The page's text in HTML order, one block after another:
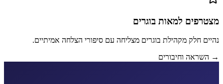
מצטרפים למאות בוגרים
נהיים חלק מקהילת בוגרים מצליחה עם סיפורי הצלחה אמיתיים.
→ השראה וחיבורים